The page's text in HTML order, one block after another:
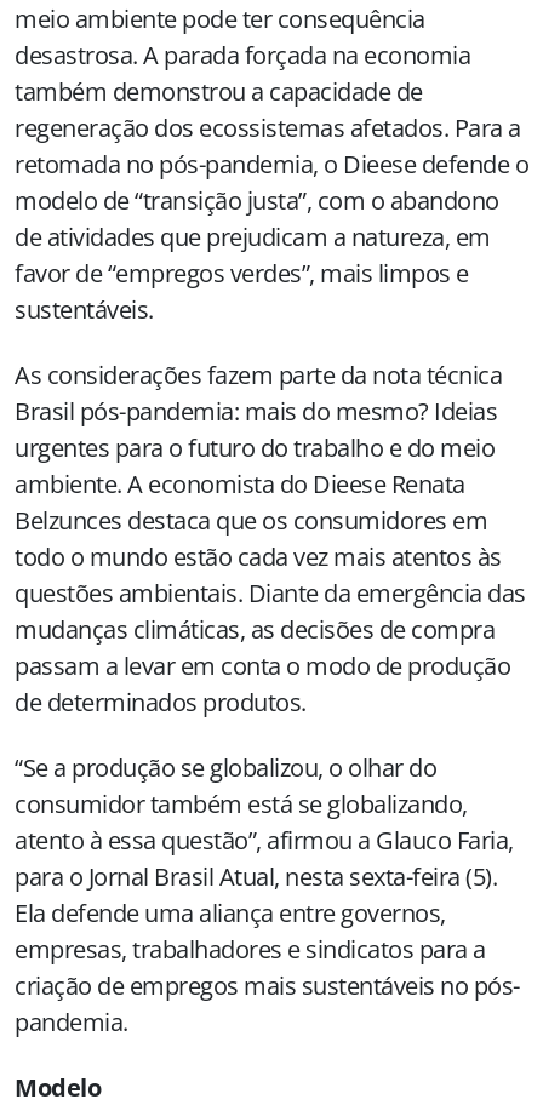
meio ambiente pode ter consequência
desastrosa. A parada forçada na economia
também demonstrou a capacidade de
regeneração dos ecossistemas afetados. Para a
retomada no pós-pandemia, o Dieese defende o
modelo de “transição justa”, com o abandono
de atividades que prejudicam a natureza, em
favor de “empregos verdes”, mais limpos e
sustentáveis.
As considerações fazem parte da nota técnica
Brasil pós-pandemia: mais do mesmo? Ideias
urgentes para o futuro do trabalho e do meio
ambiente. A economista do Dieese Renata
Belzunces destaca que os consumidores em
todo o mundo estão cada vez mais atentos às
questões ambientais. Diante da emergência das
mudanças climáticas, as decisões de compra
passam a levar em conta o modo de produção
de determinados produtos.
“Se a produção se globalizou, o olhar do
consumidor também está se globalizando,
atento à essa questão”, afirmou a Glauco Faria,
para o Jornal Brasil Atual, nesta sexta-feira (5).
Ela defende uma aliança entre governos,
empresas, trabalhadores e sindicatos para a
criação de empregos mais sustentáveis no pós-
pandemia.
Modelo